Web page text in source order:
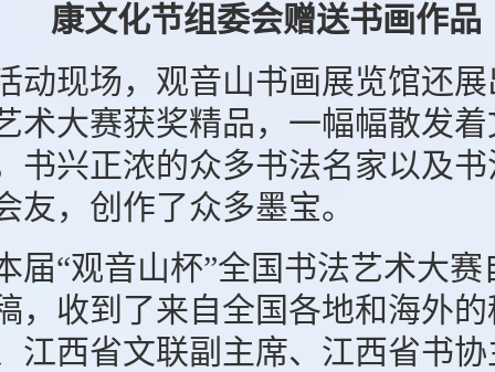
康文化节组委会赠送书画作
现场，观音山书画展览馆还展
术大赛获奖精品，一幅幅散发
书兴正浓的众多书法名家以及
友，创作了众多墨宝。
“观音山杯”全国书法艺术大赛
，收到了来自全国各地和海外
江西省文联副主席、江西省书